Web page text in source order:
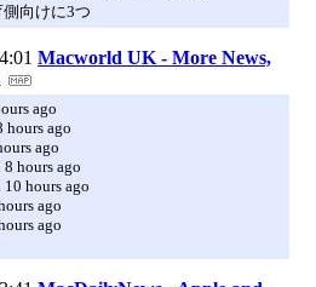
向けに3つ
Macworld UK - More News,
ago
hours ago
ago
hours ago
hours ago
ago
ago